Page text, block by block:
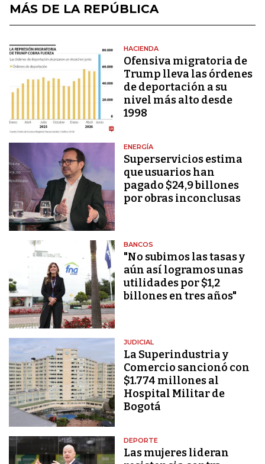
MÁS DE LA REPÚBLICA
HACIENDA
Ofensiva migratoria de
Trump lleva las órdenes
de deportación a su
nivel más alto desde
1998
ENERGÍA
Superservicios estima
que usuarios han
pagado $24,9 billones
por obras inconclusas
BANCOS
"No subimos las tasas y
aún así logramos unas
utilidades por $1,2
billones en tres años"
JUDICIAL
La Superindustria y
Comercio sancionó con
$1.774 millones al
Hospital Militar de
Bogotá
DEPORTE
Las mujeres lideran